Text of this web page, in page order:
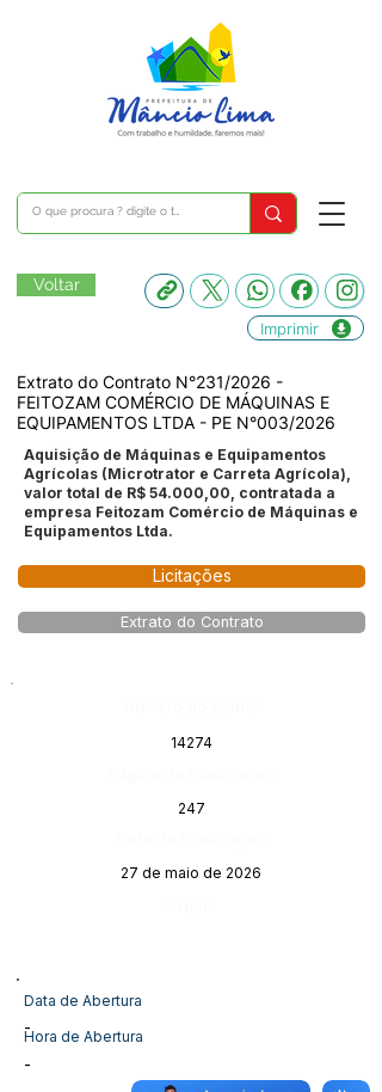
Voltar
Imprimir
Extrato do Contrato N°231/2026 -
FEITOZAM COMÉRCIO DE MÁQUINAS E
EQUIPAMENTOS LTDA - PE N°003/2026
Aquisição de Máquinas e Equipamentos
Agrícolas (Microtrator e Carreta Agrícola),
valor total de R$ 54.000,00, contratada a
empresa Feitozam Comércio de Máquinas e
Equipamentos Ltda.
Licitações
Extrato do Contrato
14274
247
27 de maio de 2026
Data de Abertura
-
Hora de Abertura
-